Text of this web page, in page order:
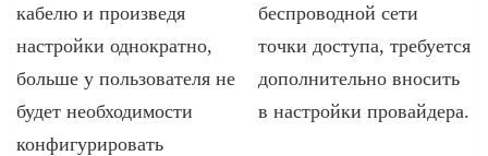
кабелю и произведя
настройки однократно,
больше у пользователя не
будет необходимости
конфигурировать
беспроводной сети
точки доступа, требуется
дополнительно вносить
в настройки провайдера.